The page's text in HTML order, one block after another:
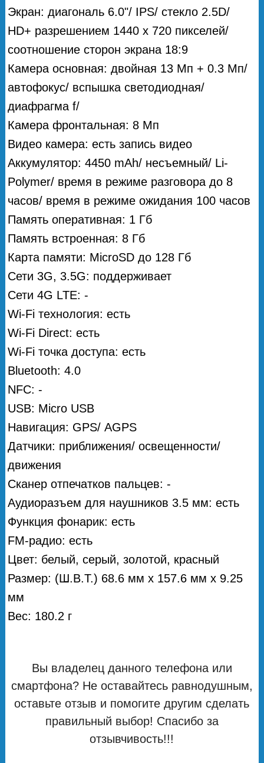
Экран: диагональ 6.0"/ IPS/ стекло 2.5D/
HD+ разрешением 1440 х 720 пикселей/
соотношение сторон экрана 18:9
Камера основная: двойная 13 Мп + 0.3 Мп/
автофокус/ вспышка светодиодная/
диафрагма f/
Камера фронтальная: 8 Мп
Видео камера: есть запись видео
Аккумулятор: 4450 mAh/ несъемный/ Li-
Polymer/ время в режиме разговора до 8
часов/ время в режиме ожидания 100 часов
Память оперативная: 1 Гб
Память встроенная: 8 Гб
Карта памяти: MicroSD до 128 Гб
Сети 3G, 3.5G: поддерживает
Сети 4G LTE: -
Wi-Fi технология: есть
Wi-Fi Direct: есть
Wi-Fi точка доступа: есть
Bluetooth: 4.0
NFC: -
USB: Micro USB
Навигация: GPS/ АGPS
Датчики: приближения/ освещенности/
движения
Сканер отпечатков пальцев: -
Аудиоразъем для наушников 3.5 мм: есть
Функция фонарик: есть
FM-радио: есть
Цвет: белый, серый, золотой, красный
Размер: (Ш.В.Т.) 68.6 мм х 157.6 мм х 9.25
мм
Вес: 180.2 г
Вы владелец данного телефона или
смартфона? Не оставайтесь равнодушным,
оставьте отзыв и помогите другим сделать
правильный выбор! Спасибо за
отзывчивость!!!